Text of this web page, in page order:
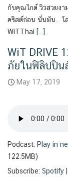
กับคุณไกด์ วิวสวยง
คริสต์ก่อน นั่นมัน… โ
WiTThai […]
WiT DRIVE
ภัยในฟิลิปปิน
May 17, 2019
Podcast: Play in
122.5MB)
Subscribe: Spotify